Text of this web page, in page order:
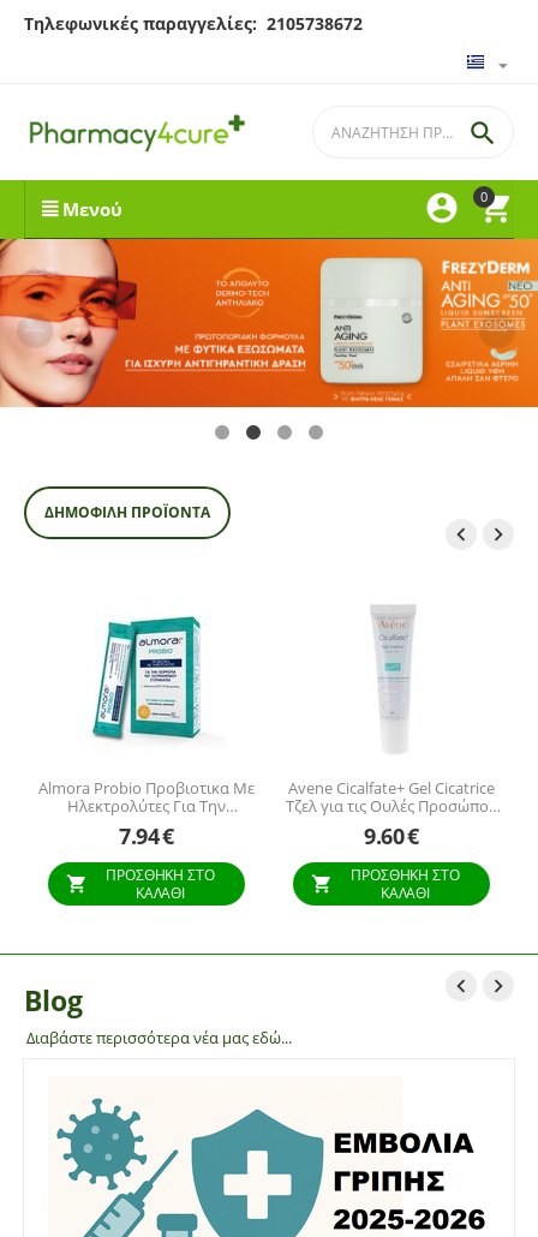
Τηλεφωνικές παραγγελίες: 2105738672
0



Μενού
ΔΗΜΟΦΙΛΉ ΠΡΟΪΌΝΤΑ
 
Almora Probio Προβιοτικα Με
Ηλεκτρολύτες Για Την
Ισορροπία Του
Γαστρεντερικου Συστήματος
Για Παιδιά Και Ενήλικες 10
Φακελιδια
7.94€
ΠΡΟΣΘΉΚΗ ΣΤΟ
ΚΑΛΆΘΙ
Avene Cicalfate+ Gel Cicatrice
Τζελ για τις Ουλές Προσώπου
& Σώματος, 30ml
9.60€
ΠΡΟΣΘΉΚΗ ΣΤΟ
ΚΑΛΆΘΙ
Blog
Διαβάστε περισσότερα νέα μας εδώ...
 